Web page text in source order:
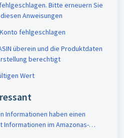
Bitte erneuern Sie
Anweisungen
fehlgeschlagen
überein und die Produktdaten
berechtigt
Wert
Informationen haben einen
im Amazonas-